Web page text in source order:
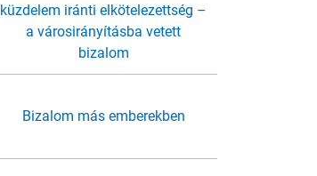
küzdelem iránti elkötelezettség –
a városirányításba vetett
bizalom
Bizalom más emberekben